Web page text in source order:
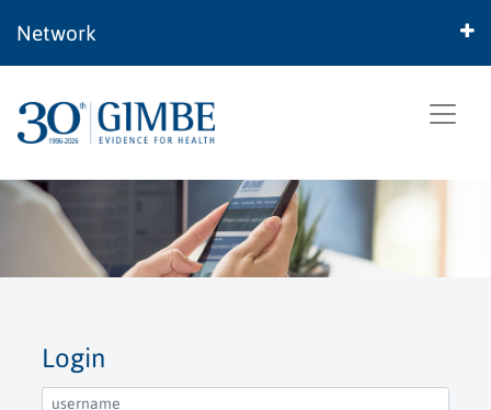
Network
Login